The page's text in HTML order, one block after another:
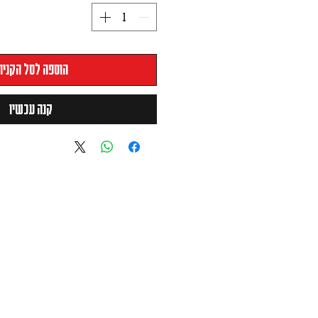
הוספה לסל
קנה עכשיו